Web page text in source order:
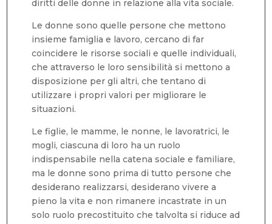
diritti delle donne in relazione alla vita sociale.
Le donne sono quelle persone che mettono
insieme famiglia e lavoro, cercano di far
coincidere le risorse sociali e quelle individuali,
che attraverso le loro sensibilità si mettono a
disposizione per gli altri, che tentano di
utilizzare i propri valori per migliorare le
situazioni.
Le figlie, le mamme, le nonne, le lavoratrici, le
mogli, ciascuna di loro ha un ruolo
indispensabile nella catena sociale e familiare,
ma le donne sono prima di tutto persone che
desiderano realizzarsi, desiderano vivere a
pieno la vita e non rimanere incastrate in un
solo ruolo precostituito che talvolta si riduce ad